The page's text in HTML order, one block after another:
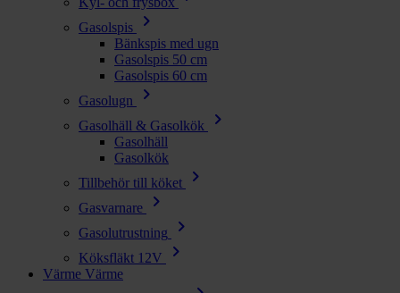
Gasolspis chevron_right
Bänkspis med ugn
Gasolspis 50 cm
Gasolspis 60 cm
Gasolugn
chevron_right
Gasolhäll & Gasolkök chevron_right
Gasolhäll
Gasolkök
Tillbehör till köket
chevron_right
Gasvarnare chevron_right
Gasolutrustning chevron_right
Köksfläkt 12V chevron_right
Värme Värme